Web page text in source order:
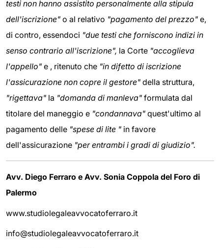
testi non hanno assistito personalmente alla stipula
dell'iscrizione" o al relativo "pagamento del prezzo" e,
di contro, essendoci "due testi che forniscono indizi in
senso contrario all'iscrizione", la Corte "accoglieva
l'appello" e , ritenuto che "in difetto di iscrizione
l'assicurazione non copre il gestore" della struttura,
"rigettava" la "domanda di manleva" formulata dal
titolare del maneggio e "condannava" quest'ultimo al
pagamento delle "spese di lite " in favore
dell'assicurazione "per entrambi i gradi di giudizio".
Avv. Diego Ferraro e Avv. Sonia Coppola del Foro di
Palermo
www.studiolegaleavvocatoferraro.it
info@studiolegaleavvocatoferraro.it